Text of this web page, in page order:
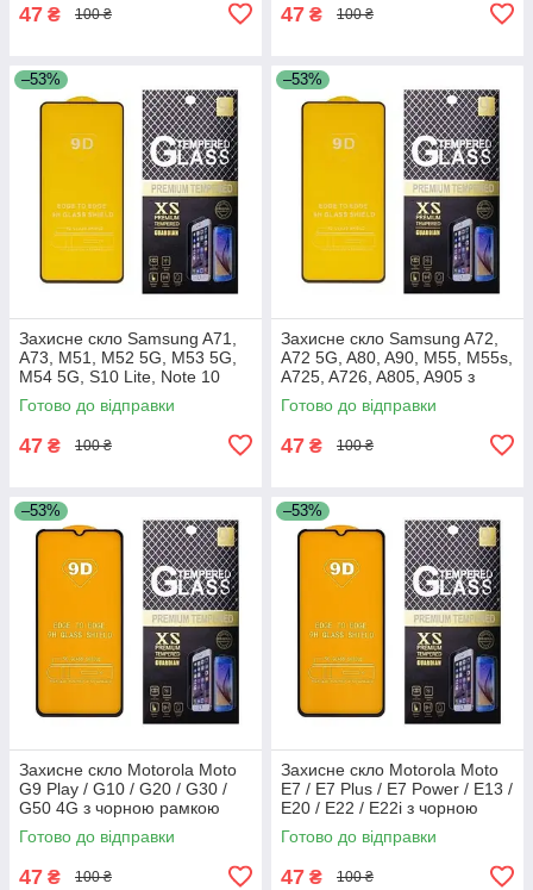
47 ₴ 100 ₴ 47 ₴ 100 ₴
–53%
Захисне скло Samsung A71,
A73, M51, M52 5G, M53 5G,
M54 5G, S10 Lite, Note 10
Lite, A715, A716, A725, A736,
M515, M526, M536,
Готово до відправки
47 ₴ 100 ₴
–53%
Захисне скло Samsung A72,
A72 5G, A80, A90, M55, M55s,
A725, A726, A805, A905 з
чорною рамкою
Готово до відправки
47 ₴ 100 ₴
–53%
Захисне скло Motorola Moto
G9 Play / G10 / G20 / G30 /
G50 4G з чорною рамкою
Готово до відправки
47 ₴ 100 ₴
–53%
Захисне скло Motorola Moto
E7 / E7 Plus / E7 Power / E13 /
E20 / E22 / E22i з чорною
рамкою
Готово до відправки
47 ₴ 100 ₴